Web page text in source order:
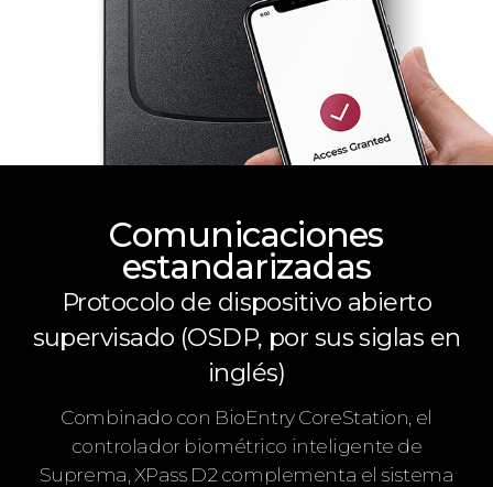
Comunicaciones
estandarizadas
Protocolo de dispositivo abierto
supervisado (OSDP, por sus siglas en
inglés)
Combinado con BioEntry CoreStation, el
controlador biométrico inteligente de
Suprema, XPass D2 complementa el sistema